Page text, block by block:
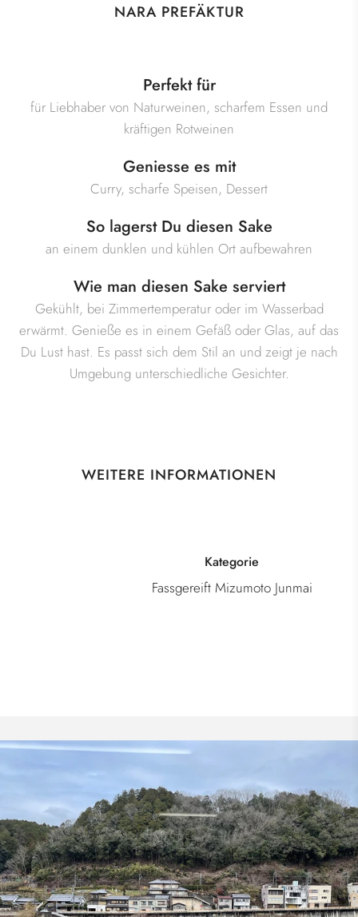
NARA PREFÄKTUR
Perfekt für
für Liebhaber von Naturweinen, scharfem Essen und
kräftigen Rotweinen
Geniesse es mit
Curry, scharfe Speisen, Dessert
So lagerst Du diesen Sake
an einem dunklen und kühlen Ort aufbewahren
Wie man diesen Sake serviert
Gekühlt, bei Zimmertemperatur oder im Wasserbad
erwärmt. Genieße es in einem Gefäß oder Glas, auf das
Du Lust hast. Es passt sich dem Stil an und zeigt je nach
Umgebung unterschiedliche Gesichter.
WEITERE INFORMATIONEN
Kategorie
Fassgereift Mizumoto Junmai